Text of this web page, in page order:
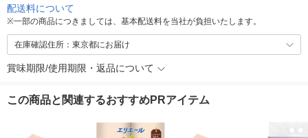
配送料について
※一部の商品につきましては、基本配送料を当社が負担いたします。
在庫確認住所：東京都にお届け
賞味期限/使用期限・返品について
この商品と関連するおすすめPRアイテム